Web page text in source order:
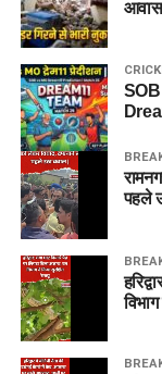
आवास
पहले